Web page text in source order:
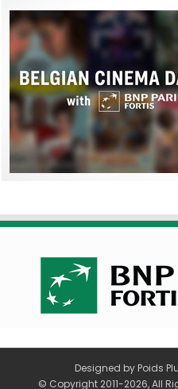
Designed by Poids
© Copyright 2011-2026, All